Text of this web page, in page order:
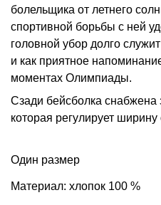
болельщика от летнего
спортивной борьбы с ней
головной убор долго
и как приятное
моментах Олимпиады.
Сзади бейсболка снабжена
которая регулирует ширину
Один размер
Материал: хлопок 100 %